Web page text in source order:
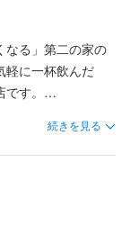
なる」第二の家の
軽に一杯飲んだ
す。
意しており、さ
でもリラックスし
続きを見る